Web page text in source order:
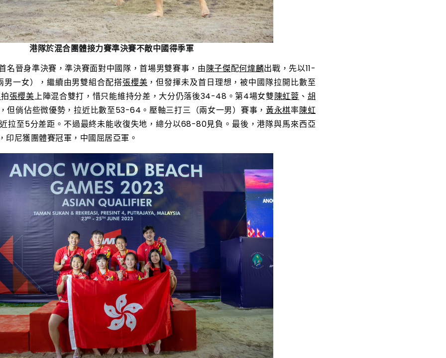
港隊於混合團體接力賽準決賽不敵中國得季軍
名晉身準決賽，準決賽面對中國隊，首場男雙賽事，由陳子傑配何煒麟出戰，先以11-
男一女），繼續由男雙組合配搭張櫻美 ，但發揮未及首日理想，被中國隊拉開比數至
拍張櫻美上陣混合雙打，惜只能維持分差，大分仍落後34-48。第4場女雙陳虹蓉 、 胡
但倘佔些微優勢，拉近比數至53-64。壓軸三打三（兩女一男）賽事， 黃永棋率陳虹
拉至5分差距。不過最終未能收復失地，總分以68-80見負。最後，港隊與馬來西亞
印尼獲團體賽冠軍，中國屈居亞軍。